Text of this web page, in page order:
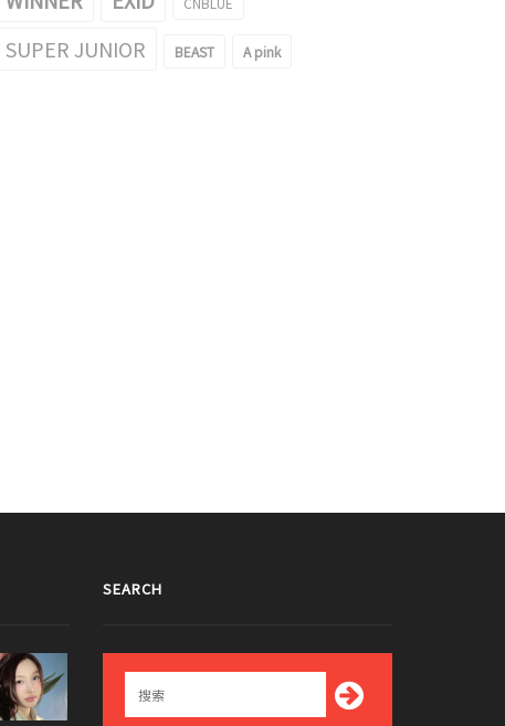
SUPER JUNIOR BEAST A pink
SEARCH